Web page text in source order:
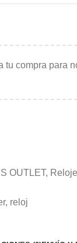
tu compra para
OUTLET,
, reloj